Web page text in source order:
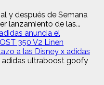
y después de Semana
lanzamiento de las...
anuncia el
350 V2 Linen
a las Disney x adidas